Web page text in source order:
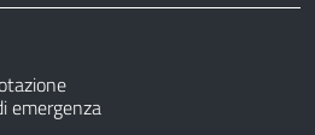
emergenza